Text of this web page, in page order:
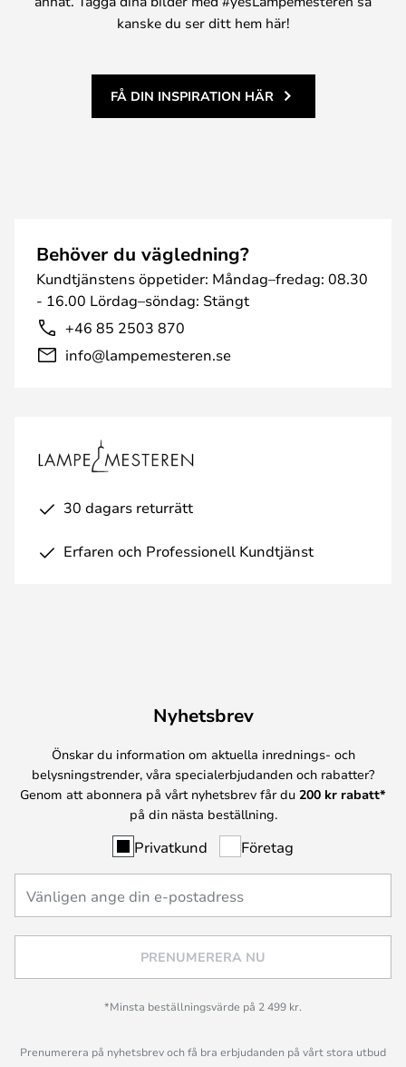
kanske du ser ditt hem här!
FÅ DIN INSPIRATION HÄR
Behöver du vägledning?
Kundtjänstens öppetider: Måndag–fredag: 08.30
- 16.00 Lördag–söndag: Stängt
+46 85 2503 870
info@lampemesteren.se
30 dagars returrätt
Erfaren och Professionell Kundtjänst
Nyhetsbrev
Önskar du information om aktuella inrednings- och
belysningstrender, våra specialerbjudanden och rabatter?
Genom att abonnera på vårt nyhetsbrev får du 200 kr rabatt*
på din nästa beställning.
Privatkund Företag
PRENUMERERA NU
*Minsta beställningsvärde på 2 499 kr.
Prenumerera på nyhetsbrev och få bra erbjudanden på vårt stora utbud